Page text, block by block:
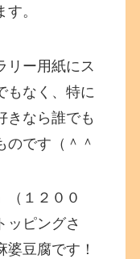
。
リー用紙にス
もなく、特に
きなら誰でも
のです（＾＾
（１２００
ッピングさ
豆腐です！